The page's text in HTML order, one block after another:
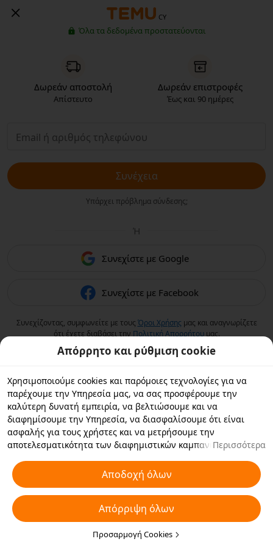
CY
Όλα τα δεδομένα προστατεύονται
Δωρεάν αποστολή
Απίστευτο
Δωρεάν επιστροφές
Έως και 90 ημέρες
Συνέχεια
Υπάρχει πρόβλημα σύνδεσης;
Ή
Συνεχίστε με Google
Συνεχίστε με Facebook
Συνεχίζοντας, συμφωνείτε με τους Όροι Χρήσης μας και αναγνωρίζετε
ότι έχετε διαβάσει την Πολιτική Aπορρήτουμας.
Απόρρητο και ρύθμιση cookie
Χρησιμοποιούμε cookies και παρόμοιες τεχνολογίες για να
παρέχουμε την Υπηρεσία μας, να σας προσφέρουμε την
καλύτερη δυνατή εμπειρία, να βελτιώσουμε και να
διαφημίσουμε την Υπηρεσία, να διασφαλίσουμε ότι είναι
ασφαλής για τους χρήστες και να μετρήσουμε την
αποτελεσματικότητα των διαφημιστικών καμπανιών. Εάν
συνεργάτες με τους οποίους συνεργαζόμαστε να αποθηκεύουν
cookies και παρόμοιες τεχνολογίες στη συσκευή σας για
διαφημιστικούς σκοπούς. Μπορείτε επίσης να κάνετε
"Απόρριψη όλων" για τα μη απαραίτητα cookie ή να επιλέξετε
ποιους τύπους cookies θέλετε να αποδεχτείτε ή να
απενεργοποιήσετε κάνοντας κλικ στην επιλογή "Προσαρμογή
Περισσότερα
Αποδοχή όλων
Απόρριψη όλων
Προσαρμογή Cookies